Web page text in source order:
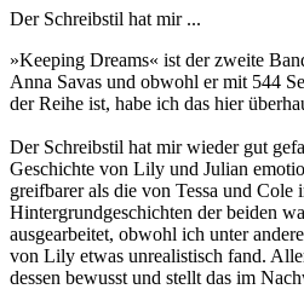
Der Schreibstil hat mir ...
»Keeping Dreams« ist der zweite
Anna Savas und obwohl er mit 544
der Reihe ist, habe ich das hier
Der Schreibstil hat mir wieder gut
Geschichte von Lily und Julian
greifbarer als die von Tessa und Cole
Hintergrundgeschichten der beiden
ausgearbeitet, obwohl ich unter
von Lily etwas unrealistisch fand.
dessen bewusst und stellt das im